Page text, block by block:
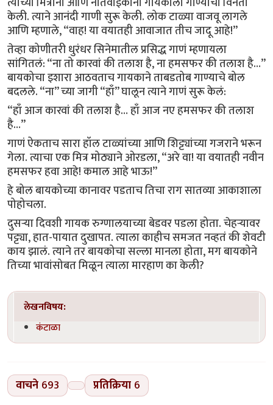
केली. त्याने आनंदी गाणी सुरू केली. लोक टाळ्या वाजवू लागले
आणि म्हणाले, “वाह! या वयातही आवाजात तीच जादू आहे!”
तेव्हा कोणीतरी धुरंधर सिनेमातील प्रसिद्ध गाणं म्हणायला
सांगितलं: “ना तो कारवां की तलाश है, ना हमसफर की तलाश है…”
बायकोचा इशारा आठवताच गायकाने ताबडतोब गाण्याचे बोल
बदलले. “ना” च्या जागी “हाँ” घालून त्याने गाणं सुरू केलं:
“हाँ आज कारवां की तलाश है… हाँ आज नए हमसफर की तलाश
है…”
गाणं ऐकताच सारा हॉल टाळ्यांच्या आणि शिट्ट्यांच्या गजराने भरून
गेला. त्याचा एक मित्र मोठ्याने ओरडला, “अरे वा! या वयातही नवीन
हमसफर हवा आहे! कमाल आहे भाऊ!”
हे बोल बायकोच्या कानावर पडताच तिचा राग सातव्या आकाशाला
पोहोचला.
दुसऱ्या दिवशी गायक रुग्णालयाच्या बेडवर पडला होता. चेहऱ्यावर
पट्ट्या, हात-पायात दुखापत. त्याला काहीच समजत नव्हतं की शेवटी
काय झालं. त्याने तर बायकोचा सल्ला मानला होता, मग बायकोने
तिच्या भावांसोबत मिळून त्याला मारहाण का केली?
लेखनविषय:
कंटाळा
वाचने 693 प्रतिक्रिया 6